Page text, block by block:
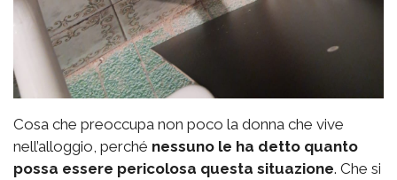
Cosa che preoccupa non poco la donna che vive
nell’alloggio, perché nessuno le ha detto quanto
possa essere pericolosa questa situazione. Che si